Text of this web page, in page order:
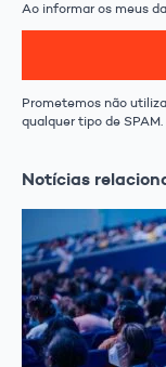
Ao informar os meus
Prometemos não
qualquer tipo de SPAM.
Notícias